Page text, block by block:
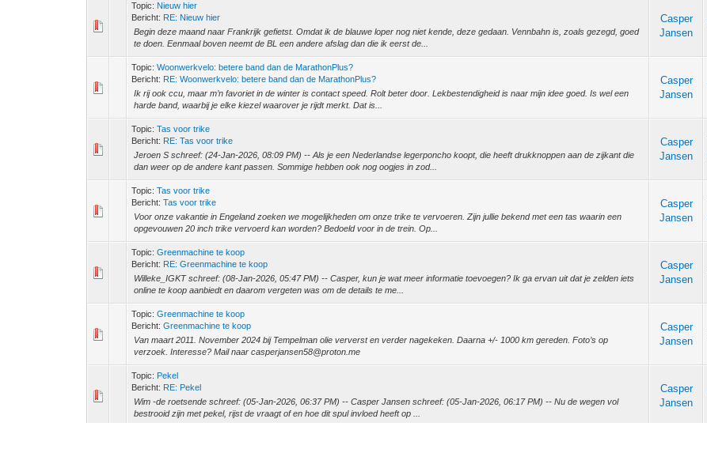
Topic: Nieuw hier
Bericht: RE: Nieuw hier
Begin deze maand naar Frankrijk gefietst. Omdat ik de blauwe loper nog niet kende, deze gedaan. Vennbahn is, zoals gezegd, goed
te doen. Eenmaal boven neemt de BL een andere afslag dan die ik eerst de...
Casper
Jansen
Topic:Woonwerkvelo: betere band dan de MarathonPlus?
Bericht: RE: Woonwerkvelo: betere band dan de MarathonPlus?
Ik rij ook ccu, maar m’n favoriet in de winter is contact speed. Rolt beter door. Lekbestendigheid is naar mijn idee goed. Is wel een
harde band, waarbij je elke kiezel waarover je rijdt merkt. Dat is...
Casper
Jansen
Topic:Tas voor trike
Bericht: RE: Tas voor trike
Jeroen S schreef: (24-Jan-2026, 08:09 PM) -- Als je een Nederlandse legerponcho koopt, die heeft drukknoppen aan de zijkant die
dan weer op de andere kant passen. Sommige hebben ook nog oogjes in zod...
Casper
Jansen
Topic:Tas voor trike
Bericht:Tas voor trike
Voor onze vakantie in Engeland zoeken we mogelijkheden om onze trike te vervoeren. Zijn jullie bekend met een tas waarin een
opgevouwen 20 inch trike vervoerd kan worden? Bedoeld voor in de trein. Op...
Casper
Jansen
Topic:Greenmachine te koop
Bericht: RE: Greenmachine te koop
Willeke_IGKT schreef: (08-Jan-2026, 05:47 PM) -- Casper, kun je wat meer informatie toevoegen? Ik ga ervan uit dat je zelden iets
online te koop aanbiedt en daarom vergeten was om de details te me...
Casper
Jansen
Topic:Greenmachine te koop
Bericht:Greenmachine te koop
Van maart 2011. November 2024 bij Tempelman olie ververst en verder nagekeken. Daarna +/- 1000 km gereden. Foto’s op
verzoek. Interesse? Mail naar casperjansen58@proton.me
Casper
Jansen
Topic: Pekel
Bericht: RE: Pekel
Wim -de roetsende schreef: (05-Jan-2026, 06:37 PM) -- Casper Jansen schreef: (05-Jan-2026, 06:17 PM) -- Nu de wegen vol
bestrooid zijn met pekel, rijst de vraagt of en hoe dit spul invloed heeft op ...
Casper
Jansen